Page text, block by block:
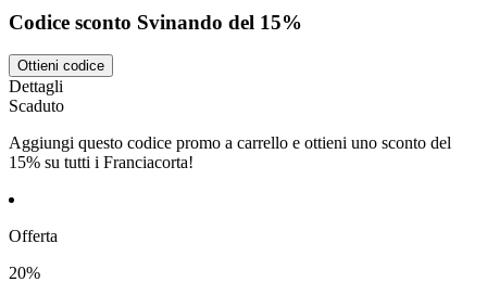
Codice sconto Svinando del 15%
Ottieni codice
Dettagli
Scaduto
Aggiungi questo codice promo a carrello e ottieni uno sconto del
15% su tutti i Franciacorta!
Offerta
20%